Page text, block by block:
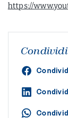
https://